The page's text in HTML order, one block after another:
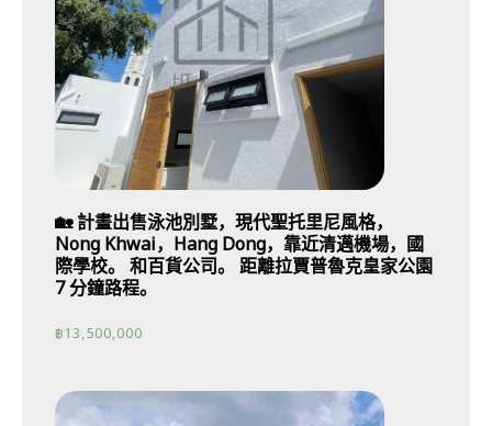
🏡 計畫出售泳池別墅，現代聖托里尼風格，
Nong Khwai，Hang Dong，靠近清邁機場，國
際學校。 和百貨公司。 距離拉賈普魯克皇家公園
7 分鐘路程。
฿13,500,000